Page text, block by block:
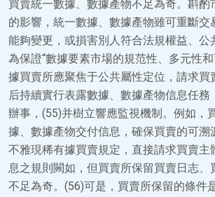
買賣統一數據、數據產物不足為奇。斟酌
的影響，統一數據、數據產物雖可重斷交
能夠變更，或損害別人符合法規權益、公
為保證“數據要素市場的規范性、多元性
據買賣所應聚焦于公共屬性定位，請求買
后持續實行表露數據、數據產物信息任務
辦事，(55)并樹立響應監視機制。例如，
據、數據產物交付信息，確保買賣的可溯
不雅現稀有據買賣規定，直接請求買賣主
息之規則闕如，但買賣所保留買賣日志、
不足為奇。(56)可是，買賣所保留的條件